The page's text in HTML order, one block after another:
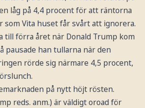
låg på 4,4 procent för att räntorna
som Vita huset får svårt att ignorera.
till förra året när Donald Trump kom
pausade han tullarna när den
rörde sig närmare 4,5 procent,
på nytt höjt rösten.
reds. anm.) är väldigt oroad för